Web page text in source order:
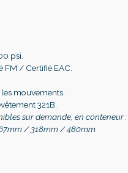
psi.
/ Certifié EAC.
mouvements.
321B.
sur demande, en conteneur :
/ 318mm / 480mm.